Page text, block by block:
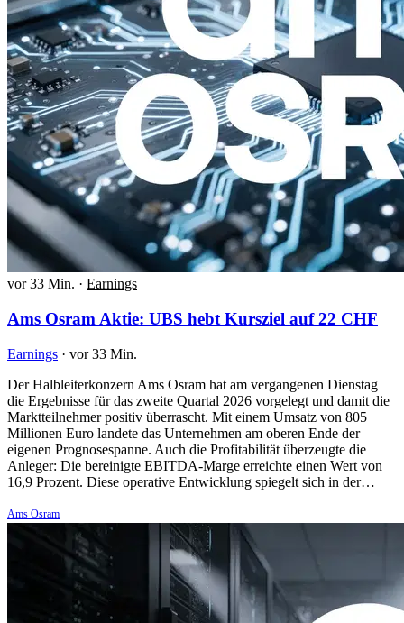
vor 33 Min. · Earnings
Ams Osram Aktie: UBS hebt Kursziel auf 22 CHF
Earnings · vor 33 Min.
Der Halbleiterkonzern Ams Osram hat am vergangenen Dienstag
die Ergebnisse für das zweite Quartal 2026 vorgelegt und damit die
Marktteilnehmer positiv überrascht. Mit einem Umsatz von 805
Millionen Euro landete das Unternehmen am oberen Ende der
eigenen Prognosespanne. Auch die Profitabilität überzeugte die
Anleger: Die bereinigte EBITDA-Marge erreichte einen Wert von
16,9 Prozent. Diese operative Entwicklung spiegelt sich in der…
Ams Osram